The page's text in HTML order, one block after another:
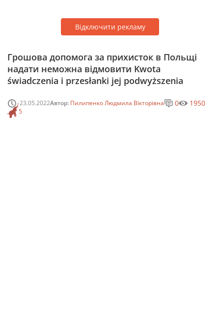
Відключити рекламу
Грошова допомога за прихисток в Польщі
надати неможна відмовити Kwota
świadczenia i przesłanki jej podwyższenia
23.05.2022Автор: Пилипенко Людмила Вікторівна
5
0 1950